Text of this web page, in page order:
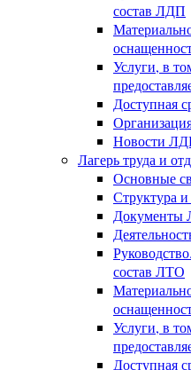
состав ЛДП
Услуги, в
Доступная
Новости
Лагерь труда и
Основные
Структура
Документы
состав ЛТО
Услуги, в
Доступная